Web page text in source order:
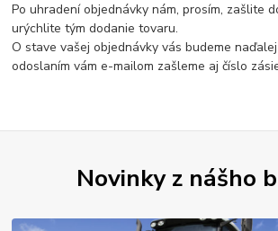
Po uhradení objednávky nám, prosím, zašlite
urýchlite tým dodanie tovaru.
O stave vašej objednávky vás budeme
odoslaním vám e-mailom zašleme aj číslo
Novinky z nášho